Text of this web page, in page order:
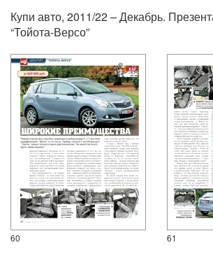
Купи авто, 2011/22 – Декабрь.
“Тойота-Версо”
60 61